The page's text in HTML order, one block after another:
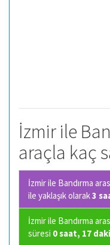
İzmir ile
araçla kaç
İzmir ile Bandırma
ile yaklaşık olarak3
İzmir ile Bandırma
süresi 0 saat, 17